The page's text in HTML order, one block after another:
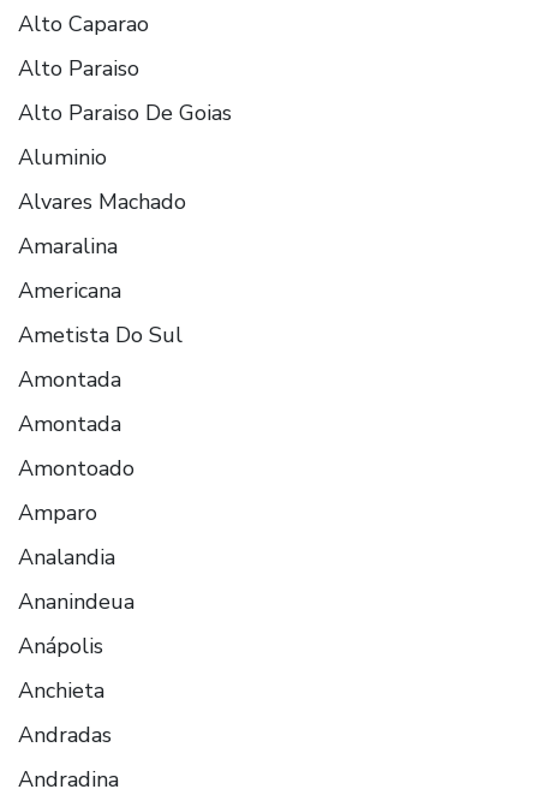
Alto Caparao
Alto Paraiso
Alto Paraiso De Goias
Aluminio
Alvares Machado
Amaralina
Americana
Ametista Do Sul
Amontada
Amontada
Amontoado
Amparo
Analandia
Ananindeua
Anápolis
Anchieta
Andradas
Andradina